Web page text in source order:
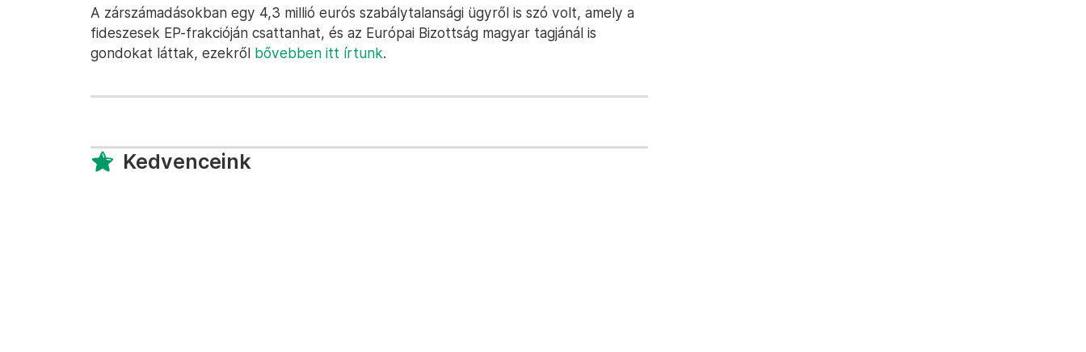
A zárszámadásokban egy 4,3 millió eurós szabálytalansági ügyről is szó volt, amely a
fideszesek EP-frakcióján csattanhat, és az Európai Bizottság magyar tagjánál is
gondokat láttak, ezekről bővebben itt írtunk.
Kedvenceink